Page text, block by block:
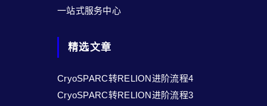
一站式服务中心
精选文章
CryoSPARC转RELION进阶流程4
CryoSPARC转RELION进阶流程3